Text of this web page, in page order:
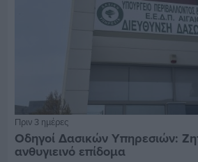
Πριν 3 ημέρες
Οδηγοί Δασικών Υπηρεσιών:
ανθυγιεινό επίδομα